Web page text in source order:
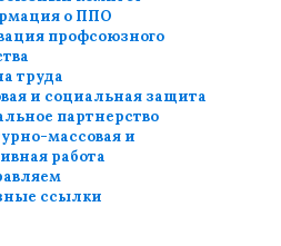
о ППО
профсоюзного
труда
и социальная защита
партнерство
массовая и
работа
ссылки